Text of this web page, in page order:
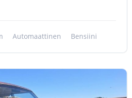
Automaattinen Bensiini